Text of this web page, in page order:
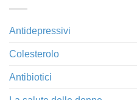
Antidepressivi
Colesterolo
Antibiotici